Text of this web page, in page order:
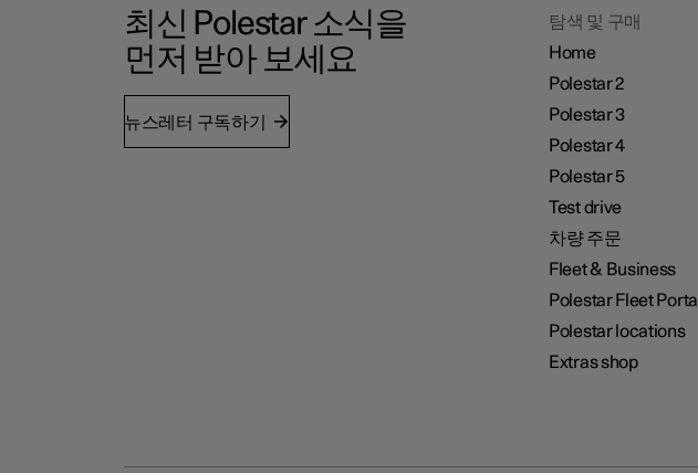
최신 Polestar 소식을
먼저 받아 보세요
뉴스레터 구독하기
탐색 및 구매
Home
Polestar 2
Polestar 3
Polestar 4
Polestar 5
Test drive
차량 주문
Fleet & Business
Polestar Fleet Portal
Polestar locations
Extras shop